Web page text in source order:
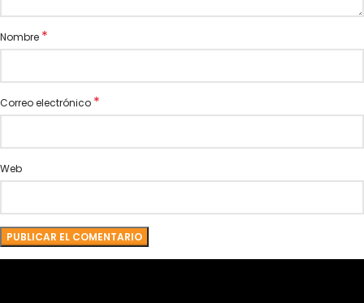
Nombre *
Correo electrónico *
Web